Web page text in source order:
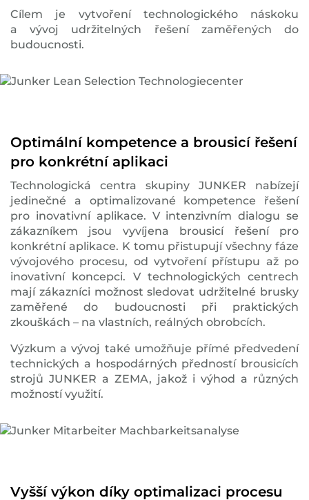
Cílem je vytvoření technologického náskoku
a vývoj udržitelných řešení zaměřených do
budoucnosti.
Optimální kompetence a brousicí řešení
pro konkrétní aplikaci
Technologická centra skupiny JUNKER nabízejí
jedinečné a optimalizované kompetence řešení
pro inovativní aplikace. V intenzivním dialogu se
zákazníkem jsou vyvíjena brousicí řešení pro
konkrétní aplikace. K tomu přistupují všechny fáze
vývojového procesu, od vytvoření přístupu až po
inovativní koncepci. V technologických centrech
mají zákazníci možnost sledovat udržitelné brusky
zaměřené do budoucnosti při praktických
zkouškách – na vlastních, reálných obrobcích.
Výzkum a vývoj také umožňuje přímé předvedení
technických a hospodárných předností brousicích
strojů JUNKER a ZEMA, jakož i výhod a různých
možností využití.
Vyšší výkon díky optimalizaci procesu